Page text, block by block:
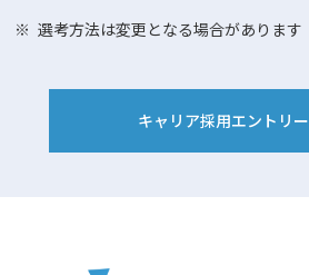
選考方法は変更となる場合があります
キャリア採用エントリー